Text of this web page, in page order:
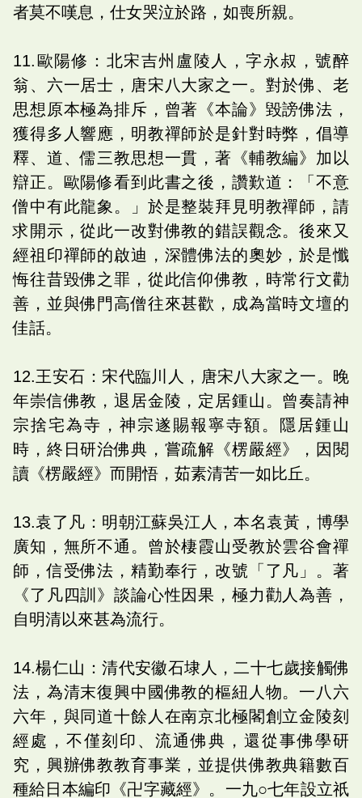
者莫不嘆息，仕女哭泣於路，如喪所親。
11.歐陽修：北宋吉州盧陵人，字永叔，號醉
翁、六一居士，唐宋八大家之一。對於佛、老
思想原本極為排斥，曾著《本論》毀謗佛法，
獲得多人響應，明教禪師於是針對時弊，倡導
釋、道、儒三教思想一貫，著《輔教編》加以
辯正。歐陽修看到此書之後，讚歎道：「不意
僧中有此龍象。」於是整裝拜見明教禪師，請
求開示，從此一改對佛教的錯誤觀念。後來又
經祖印禪師的啟迪，深體佛法的奧妙，於是懺
悔往昔毀佛之罪，從此信仰佛教，時常行文勸
善，並與佛門高僧往來甚歡，成為當時文壇的
佳話。
12.王安石：宋代臨川人，唐宋八大家之一。晚
年崇信佛教，退居金陵，定居鍾山。曾奏請神
宗捨宅為寺，神宗遂賜報寧寺額。隱居鍾山
時，終日研治佛典，嘗疏解《楞嚴經》，因閱
讀《楞嚴經》而開悟，茹素清苦一如比丘。
13.袁了凡：明朝江蘇吳江人，本名袁黃，博學
廣知，無所不通。曾於棲霞山受教於雲谷會禪
師，信受佛法，精勤奉行，改號「了凡」。著
《了凡四訓》談論心性因果，極力勸人為善，
自明清以來甚為流行。
14.楊仁山：清代安徽石埭人，二十七歲接觸佛
法，為清末復興中國佛教的樞紐人物。一八六
六年，與同道十餘人在南京北極閣創立金陵刻
經處，不僅刻印、流通佛典，還從事佛學研
究，興辦佛教教育事業，並提供佛教典籍數百
種給日本編印《卍字藏經》。一九○七年設立祇